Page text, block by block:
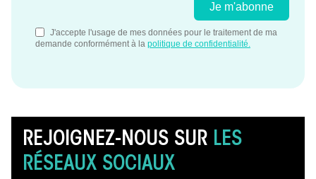
REJOIGNEZ-NOUS SUR LES
RÉSEAUX SOCIAUX